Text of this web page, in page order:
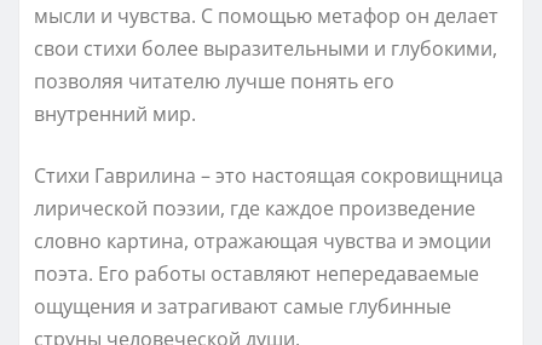
мысли и чувства. С помощью метафор он делает
свои стихи более выразительными и глубокими,
позволяя читателю лучше понять его
внутренний мир.
Стихи Гаврилина – это настоящая сокровищница
лирической поэзии, где каждое произведение
словно картина, отражающая чувства и эмоции
поэта. Его работы оставляют непередаваемые
ощущения и затрагивают самые глубинные
струны человеческой души.